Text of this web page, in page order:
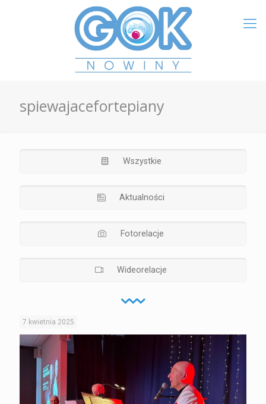
spiewajacefortepiany
Wszystkie
Aktualności
Fotorelacje
Wideorelacje
7 kwietnia 2025